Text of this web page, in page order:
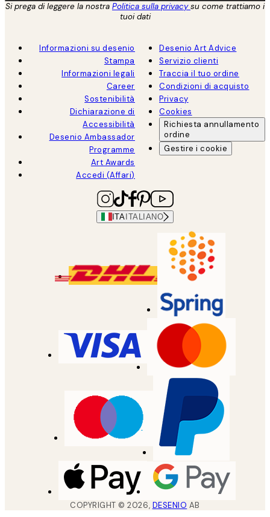
Si prega di leggere la nostra Politica sulla privacysu come trattiamo i
tuoi dati
Informazioni su desenio
Stampa
Informazioni legali
Career
Sostenibilità
Dichiarazione di
Accessibilità
Desenio Ambassador
Programme
Art Awards
Accedi (Affari)
Desenio Art Advice
Servizio clienti
Traccia il tuo ordine
Condizioni di acquisto
Privacy
Cookies
Richiesta annullamento
ordine
Gestire i cookie
ITA ITALIANO
COPYRIGHT ©2026, DESENIO AB